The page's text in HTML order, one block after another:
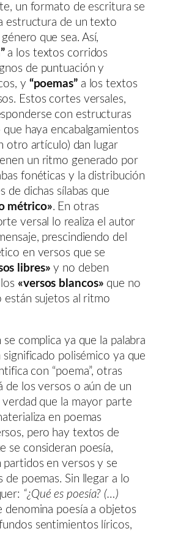
un formato de escritura se
estructura de un texto
que sea. Así,
a los textos corridos
de puntuación y
y “poemas”a los textos
Estos cortes versales,
con estructuras
que haya encabalgamientos
otro artículo) dan lugar
un ritmo generado por
fonéticas y la distribución
de dichas sílabas que
métrico». En otras
versal lo realiza el autor
prescindiendo del
en versos que se
libres»y no deben
«versos blancos» que no
están sujetos al ritmo
se complica ya que la palabra
significado polisémico ya que
con “poema”, otras
de los versos o aún de un
que la mayor parte
en poemas
pero hay textos de
se consideran poesía,
partidos en versos y se
de poemas. Sin llegar a lo
“¿Qué es poesía? (…)
denomina poesía a objetos
sentimientos líricos,